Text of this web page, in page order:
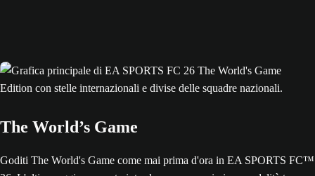
The World’s Game
Goditi The World's Game come mai prima d'ora in EA SPORTS FC™